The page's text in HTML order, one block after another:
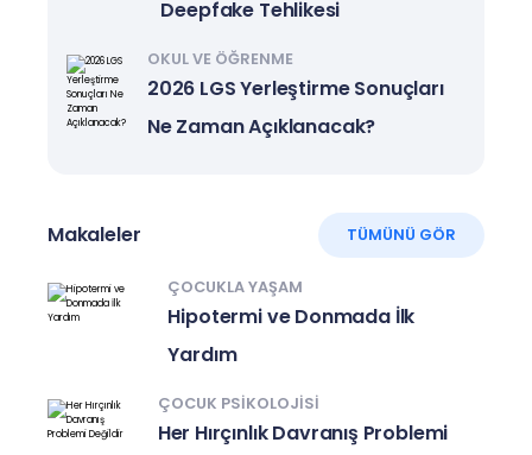
Deepfake Tehlikesi
OKUL VE ÖĞRENME
2026 LGS Yerleştirme Sonuçları
Ne Zaman Açıklanacak?
Makaleler TÜMÜNÜ GÖR
ÇOCUKLA YAŞAM
Hipotermi ve Donmada İlk
Yardım
ÇOCUK PSIKOLOJISI
Her Hırçınlık Davranış Problemi